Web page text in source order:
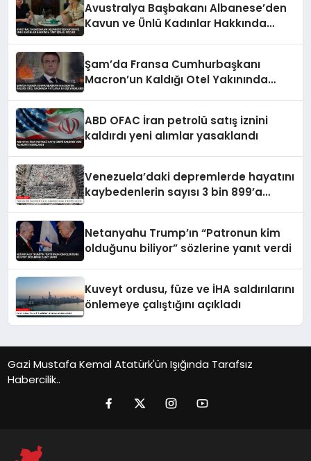
Avustralya Başbakanı Albanese’den
Kavun ve Ünlü Kadınlar Hakkında
Şam’da Fransa Cumhurbaşkanı
Macron’un Kaldığı Otel Yakınında
ABD OFAC İran petrolü satış iznini
kaldırdı yeni alımlar yasaklandı
Venezuela’daki depremlerde hayatını
kaybedenlerin sayısı 3 bin 899’a
Netanyahu Trump’ın “Patronun kim
olduğunu biliyor” sözlerine yanıt verdi
Kuveyt ordusu, füze ve İHA saldırılarını
önlemeye çalıştığını açıkladı
Gazi Mustafa Kemal Atatürk'ün Işığında Tarafsız
Habercilik..